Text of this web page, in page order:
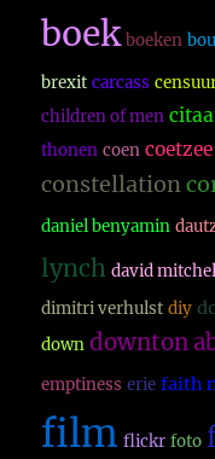
boek boeken
brexit carcass
children of men
thonen coen coetzee
constellation
daniel benyamin
lynch david
dimitri verhulst diy
down downton
emptiness erie faith
film flickr foto